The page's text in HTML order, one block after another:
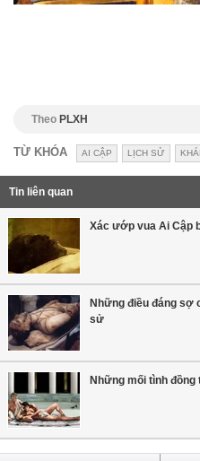
Theo PLXH
TỪ KHÓA AI CẬP LỊCH SỬ
Tin liên quan
Xác ướp vua Ai Cập
Những điều đáng sợ
sử
Những mối tình